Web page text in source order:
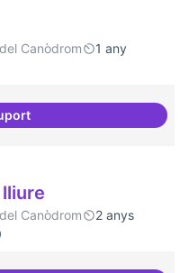
Canòdrom
1 any
participatiu
Canòdrom
2 anys